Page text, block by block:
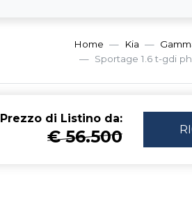
Home Kia
Sportage 1.6 t-gdi
Prezzo di Listino da:
€ 56.500